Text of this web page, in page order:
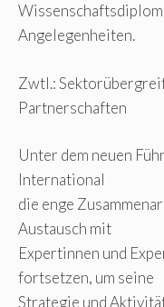
Angelegenheiten.
Zwtl.:
Partnerschaften
Unter dem neuen
International
die enge
Austausch mit
Expertinnen und
fortsetzen, um seine
Strategie und